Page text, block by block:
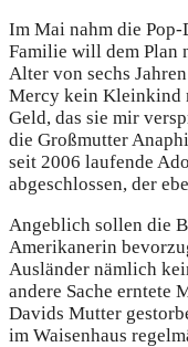
Im Mai nahm die
Familie will dem Plan
Alter von sechs
Mercy kein Kleinkind
Geld, das sie mir
die Großmutter
seit 2006 laufende
abgeschlossen, der
Angeblich sollen die
Amerikanerin
Ausländer nämlich
andere Sache erntete
Davids Mutter
im Waisenhaus